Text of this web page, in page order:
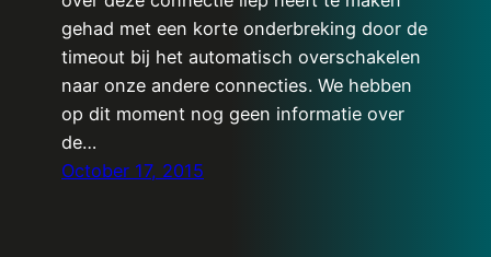
gehad met een korte onderbreking door de
timeout bij het automatisch overschakelen
naar onze andere connecties. We hebben
op dit moment nog geen informatie over
de…
October 17, 2015